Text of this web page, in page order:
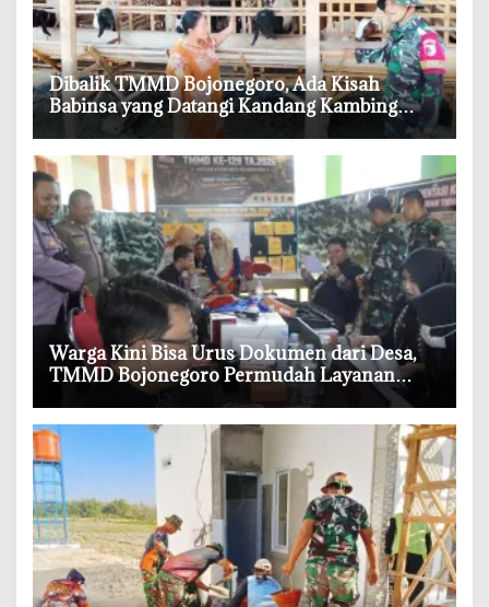
‎Dibalik TMMD Bojonegoro, Ada Kisah
Babinsa yang Datangi Kandang Kambing
Demi Dengar Keluh Warga
‎Warga Kini Bisa Urus Dokumen dari Desa,
TMMD Bojonegoro Permudah Layanan
Adminduk